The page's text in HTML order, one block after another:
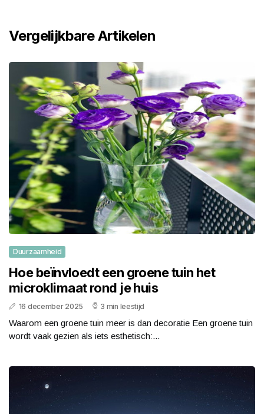
Vergelijkbare Artikelen
Duurzaamheid
Hoe beïnvloedt een groene tuin het
microklimaat rond je huis
16 december 2025 3 min leestijd
Waarom een groene tuin meer is dan decoratie Een groene tuin
wordt vaak gezien als iets esthetisch:...